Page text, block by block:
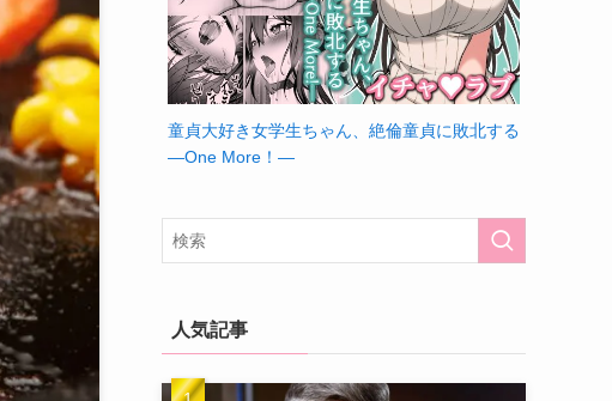
童貞大好き女学生ちゃん、絶倫童貞に敗北する
―One More！―
人気記事